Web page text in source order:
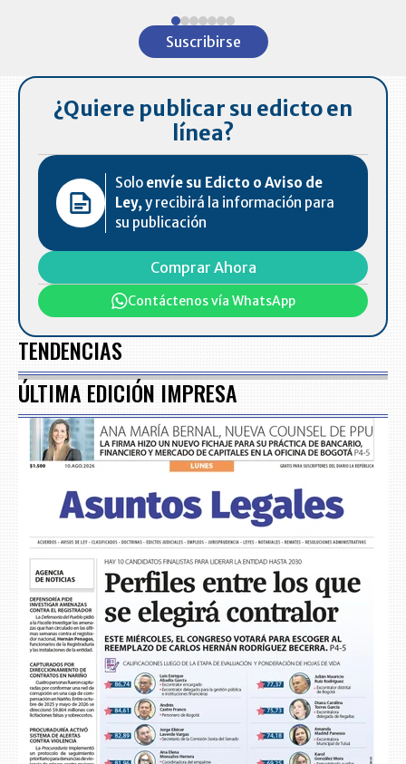
Suscribirse
¿Quiere publicar su edicto en
línea?
Solo envíe su Edicto o Aviso de
Ley,y recibirá la información para
su publicación
Comprar Ahora
Contáctenos vía WhatsApp
TENDENCIAS
ÚLTIMA EDICIÓN IMPRESA